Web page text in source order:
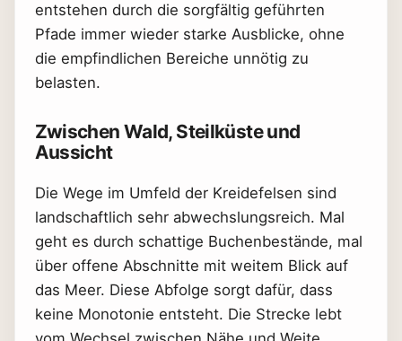
entstehen durch die sorgfältig geführten
Pfade immer wieder starke Ausblicke, ohne
die empfindlichen Bereiche unnötig zu
belasten.
Zwischen Wald, Steilküste und
Aussicht
Die Wege im Umfeld der Kreidefelsen sind
landschaftlich sehr abwechslungsreich. Mal
geht es durch schattige Buchenbestände, mal
über offene Abschnitte mit weitem Blick auf
das Meer. Diese Abfolge sorgt dafür, dass
keine Monotonie entsteht. Die Strecke lebt